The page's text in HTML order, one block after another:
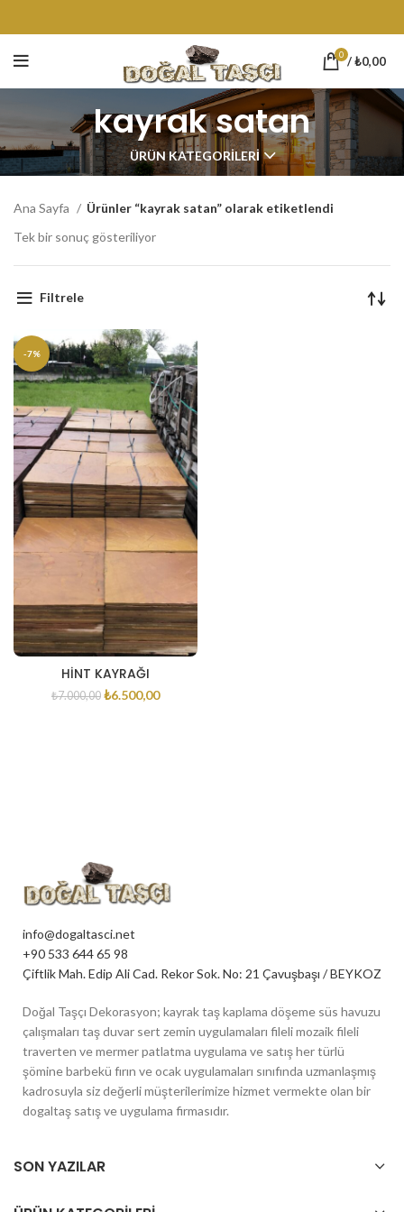
0 /₺0,00
kayrak satan
ÜRÜN KATEGORILERI
Ana Sayfa
Ürünler “kayrak satan” olarak etiketlendi
Tek bir sonuç gösteriliyor
Filtrele
-7%
HİNT KAYRAĞI
₺7.000,00 ₺6.500,00
info@dogaltasci.net
+90 533 644 65 98
Çiftlik Mah. Edip Ali Cad. Rekor Sok. No: 21 Çavuşbaşı / BEYKOZ
Doğal Taşçı Dekorasyon; kayrak taş kaplama döşeme süs havuzu
çalışmaları taş duvar sert zemin uygulamaları fileli mozaik fileli
traverten ve mermer patlatma uygulama ve satış her türlü
şömine barbekü fırın ve ocak uygulamaları sınıfında uzmanlaşmış
kadrosuyla siz değerli müşterilerimize hizmet vermekte olan bir
dogaltaş satış ve uygulama firmasıdır.
SON YAZILAR